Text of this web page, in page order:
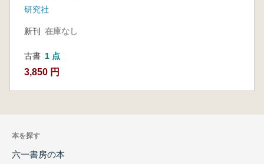
研究社
新刊 在庫なし
古書 1 点
3,850 円
本を探す
六一書房の本